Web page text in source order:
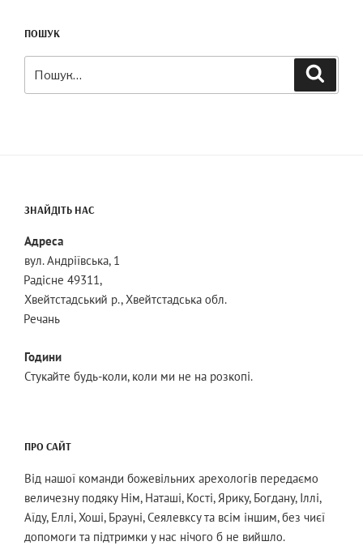
ПОШУК
ЗНАЙДІТЬ НАС
Адреса
вул. Андріївська, 1
Радісне 49311,
Хвейтстадський р., Хвейтстадська обл.
Речань
Години
Стукайте будь-коли, коли ми не на розкопі.
ПРО САЙТ
Від нашої команди божевільних арехологів передаємо
величезну подяку Нім, Наташі, Кості, Ярику, Богдану, Іллі,
Аїду, Еллі, Хоші, Брауні, Сеялевксу та всім іншим, без чиєї
допомоги та підтримки у нас нічого б не вийшло.